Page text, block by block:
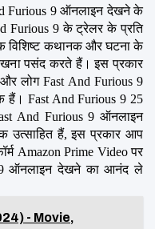
Furious 9 ऑनलाइन देखने के
Furious 9 के ट्रेलर के प्रति
विशिष्ट कथानक और घटना के
पसंद करते हैं। इस प्रकार
लोग Fast And Furious 9
हैं। Fast And Furious 9 25
And Furious 9 ऑनलाइन
हैं, इस प्रकार आप
Amazon Prime Video पर
9 ऑनलाइन देखने का आनंद ले
- Movie,